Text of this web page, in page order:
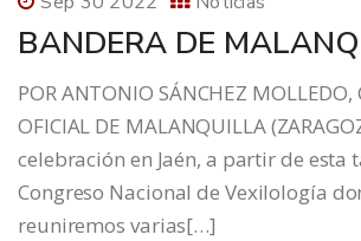
BANDERA DE
POR ANTONIO SÁNCHEZ MOLLEDO,
OFICIAL DE MALANQUILLA
celebración en Jaén, a partir de esta
Congreso Nacional de Vexilología
reuniremos varias[…]